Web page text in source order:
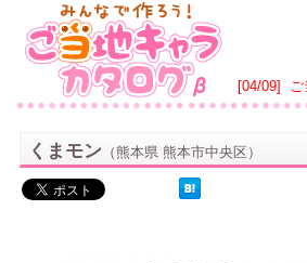
[04/09]
くまモン （熊本県 熊本市中央区）